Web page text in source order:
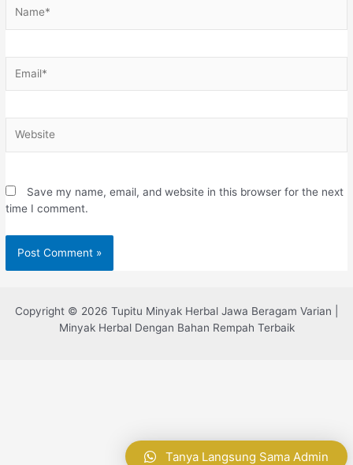
Save my name, email, and website in this browser for the next
time I comment.
Copyright © 2026 Tupitu Minyak Herbal Jawa Beragam Varian |
Minyak Herbal Dengan Bahan Rempah Terbaik
Tanya Langsung Sama Admin